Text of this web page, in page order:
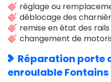
réglage ou
déblocage des
remise en état des
changement de
Réparation porte
enroulable Fontains